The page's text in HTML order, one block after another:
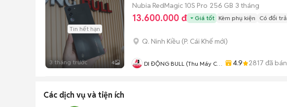
Tin hết hạn
3 tháng trước 4
Nubia RedMagic 10S Pro 256 GB 3 tháng
13.600.000 đ Giá tốt Kèm phụ kiện Có đổi trả
Q. Ninh Kiều (P. Cái Khế mới)
DI ĐỘNG BULL (Thu Máy Cũ -
4.9 2817 đã bán
Các dịch vụ và tiện ích